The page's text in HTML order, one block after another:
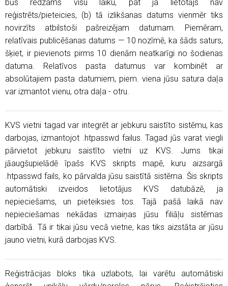
būs redzams visu laiku, pat ja lietotājs nav
reģistrēts/pieteicies, (b) tā izlikšanas datums vienmēr tiks
novirzīts atbilstoši pašreizējam datumam. Piemēram,
relatīvais publicēšanas datums — 10 nozīmē, ka šāds saturs,
šķiet, ir pievienots pirms 10 dienām neatkarīgi no šodienas
datuma. Relatīvos pasta datumus var kombinēt ar
absolūtajiem pasta datumiem, piem. viena jūsu satura daļa
var izmantot vienu, otra daļa - otru.
KVS vietni tagad var integrēt ar jebkuru saistīto sistēmu, kas
darbojas, izmantojot .htpasswd failus. Tagad jūs varat viegli
pārvietot jebkuru saistīto vietni uz KVS. Jums tikai
jāaugšupielādē īpašs KVS skripts mapē, kuru aizsargā
.htpasswd fails, ko pārvalda jūsu saistītā sistēma. Šis skripts
automātiski izveidos lietotājus KVS datubāzē, ja
nepieciešams, un pieteiksies tos. Tajā pašā laikā nav
nepieciešamas nekādas izmaiņas jūsu filiāļu sistēmas
darbībā. Tā ir tikai jūsu vecā vietne, kas tiks aizstāta ar jūsu
jauno vietni, kurā darbojas KVS.
Reģistrācijas bloks tika uzlabots, lai varētu automātiski